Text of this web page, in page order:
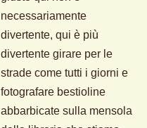
necessariamente
divertente, qui è più
divertente girare per le
strade come tutti i giorni e
fotografare bestioline
abbarbicate sulla mensola